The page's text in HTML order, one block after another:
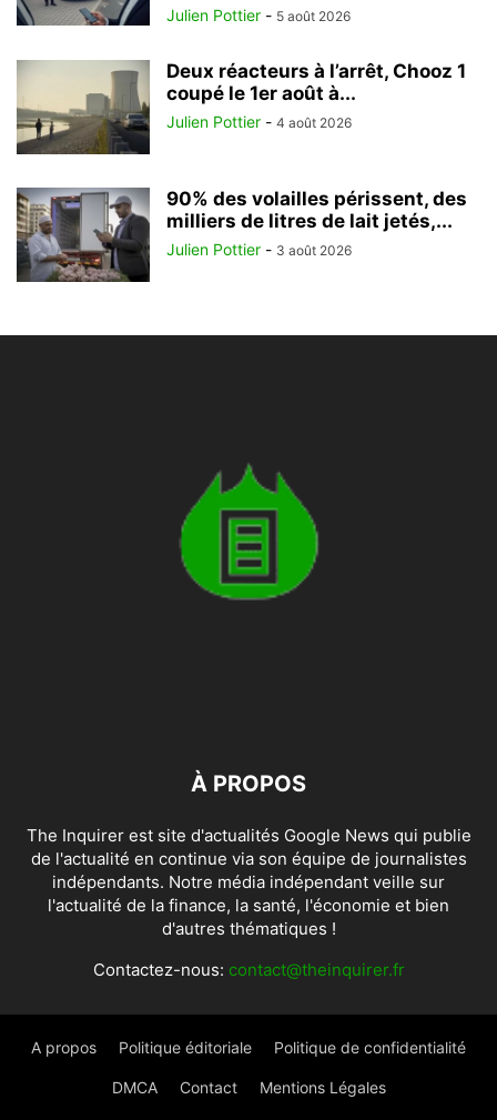
Julien Pottier - 5 août 2026
Deux réacteurs à l’arrêt, Chooz 1
coupé le 1er août à...
Julien Pottier - 4 août 2026
90% des volailles périssent, des
milliers de litres de lait jetés,...
Julien Pottier - 3 août 2026
À PROPOS
The Inquirer est site d'actualités Google News qui publie
de l'actualité en continue via son équipe de journalistes
indépendants. Notre média indépendant veille sur
l'actualité de la finance, la santé, l'économie et bien
d'autres thématiques !
Contactez-nous: contact@theinquirer.fr
A propos Politique éditoriale Politique de confidentialité
DMCA Contact Mentions Légales